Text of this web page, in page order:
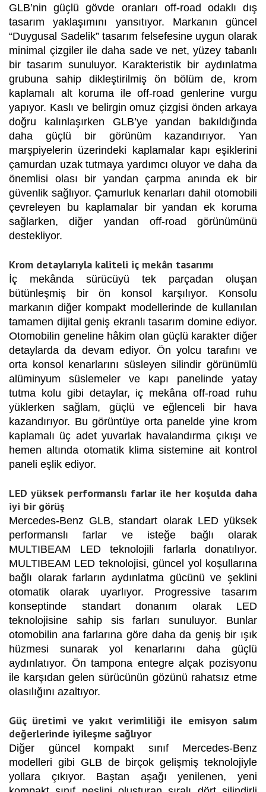
GLB’nin güçlü gövde oranları off-road odaklı dış
tasarım yaklaşımını yansıtıyor. Markanın güncel
“Duygusal Sadelik” tasarım felsefesine uygun olarak
minimal çizgiler ile daha sade ve net, yüzey tabanlı
bir tasarım sunuluyor. Karakteristik bir aydınlatma
grubuna sahip dikleştirilmiş ön bölüm de, krom
kaplamalı alt koruma ile off-road genlerine vurgu
yapıyor. Kaslı ve belirgin omuz çizgisi önden arkaya
doğru kalınlaşırken GLB’ye yandan bakıldığında
daha güçlü bir görünüm kazandırıyor. Yan
marşpiyelerin üzerindeki kaplamalar kapı eşiklerini
çamurdan uzak tutmaya yardımcı oluyor ve daha da
önemlisi olası bir yandan çarpma anında ek bir
güvenlik sağlıyor. Çamurluk kenarları dahil otomobili
çevreleyen bu kaplamalar bir yandan ek koruma
sağlarken, diğer yandan off-road görünümünü
destekliyor.
Krom detaylarıyla kaliteli iç mekân tasarımı
İç mekânda sürücüyü tek parçadan oluşan
bütünleşmiş bir ön konsol karşılıyor. Konsolu
markanın diğer kompakt modellerinde de kullanılan
tamamen dijital geniş ekranlı tasarım domine ediyor.
Otomobilin geneline hâkim olan güçlü karakter diğer
detaylarda da devam ediyor. Ön yolcu tarafını ve
orta konsol kenarlarını süsleyen silindir görünümlü
alüminyum süslemeler ve kapı panelinde yatay
tutma kolu gibi detaylar, iç mekâna off-road ruhu
yüklerken sağlam, güçlü ve eğlenceli bir hava
kazandırıyor. Bu görüntüye orta panelde yine krom
kaplamalı üç adet yuvarlak havalandırma çıkışı ve
hemen altında otomatik klima sistemine ait kontrol
paneli eşlik ediyor.
LED yüksek performanslı farlar ile her koşulda daha
iyi bir görüş
Mercedes-Benz GLB, standart olarak LED yüksek
performanslı farlar ve isteğe bağlı olarak
MULTIBEAM LED teknolojili farlarla donatılıyor.
MULTIBEAM LED teknolojisi, güncel yol koşullarına
bağlı olarak farların aydınlatma gücünü ve şeklini
otomatik olarak uyarlıyor. Progressive tasarım
konseptinde standart donanım olarak LED
teknolojisine sahip sis farları sunuluyor. Bunlar
otomobilin ana farlarına göre daha da geniş bir ışık
hüzmesi sunarak yol kenarlarını daha güçlü
aydınlatıyor. Ön tampona entegre alçak pozisyonu
ile karşıdan gelen sürücünün gözünü rahatsız etme
olasılığını azaltıyor.
Güç üretimi ve yakıt verimliliği ile emisyon salım
değerlerinde iyileşme sağlıyor
Diğer güncel kompakt sınıf Mercedes-Benz
modelleri gibi GLB de birçok gelişmiş teknolojiyle
yollara çıkıyor. Baştan aşağı yenilenen, yeni